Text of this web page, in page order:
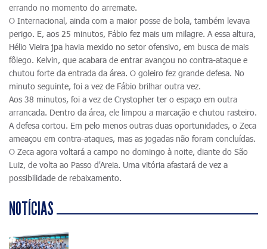
errando no momento do arremate.
O Internacional, ainda com a maior posse de bola, também levava
perigo. E, aos 25 minutos, Fábio fez mais um milagre. A essa altura,
Hélio Vieira jpa havia mexido no setor ofensivo, em busca de mais
fôlego. Kelvin, que acabara de entrar avançou no contra-ataque e
chutou forte da entrada da área. O goleiro fez grande defesa. No
minuto seguinte, foi a vez de Fábio brilhar outra vez.
Aos 38 minutos, foi a vez de Crystopher ter o espaço em outra
arrancada. Dentro da área, ele limpou a marcação e chutou rasteiro.
A defesa cortou. Em pelo menos outras duas oportunidades, o Zeca
ameaçou em contra-ataques, mas as jogadas não foram concluídas.
O Zeca agora voltará a campo no domingo à noite, diante do São
Luiz, de volta ao Passo d'Areia. Uma vitória afastará de vez a
possibilidade de rebaixamento.
NOTÍCIAS